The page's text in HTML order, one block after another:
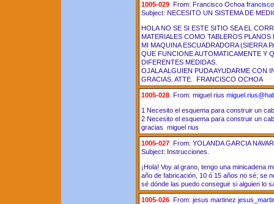
1005-029 From: Francisco Ochoa
Subject: NECESITO UN SISTEMA DE
HOLA NO SE SI ESTE SITIO SEA EL
MATERIALES COMO TABLEROS
MI MAQUINA ESCUADRADORA (SIERRA
QUE FUNCIONE AUTOMATICAMENTE Y
DIFERENTES MEDIDAS.
OJALA ALGUIEN PUDA AYUDARME CON
GRACIAS. ATTE. FRANCISCO OCHOA
1005-028 From: miguel rius
1 Necesito el esquema para construir un
2 Necesito el esquema para construir un
gracias miguel rius
1005-027 From: YOLANDA GARCIA
Subject: Instrucciones.
¡Hola! Voy al grano, tengo una minicadena
año de fabricación, 10 ó 15 años no sé; se
sé dónde las puedo conseguir si alguien
1005-026 From: jesus martinez